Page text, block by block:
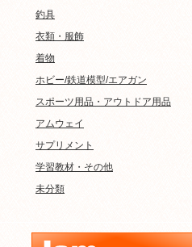
釣具
衣類・服飾
着物
ホビー/鉄道模型/エアガン
スポーツ用品・アウトドア用品
アムウェイ
サプリメント
学習教材・その他
未分類